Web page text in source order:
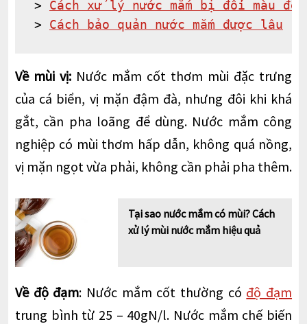
> Cách xử lý nước mắm bị đổi màu đen
> Cách bảo quản nước mắm được lâu
Về mùi vị: Nước mắm cốt thơm mùi đặc trưng
của cá biển, vị mặn đậm đà, nhưng đôi khi khá
gắt, cần pha loãng để dùng. Nước mắm công
nghiệp có mùi thơm hấp dẫn, không quá nồng,
vị mặn ngọt vừa phải, không cần phải pha thêm.
Tại sao nước mắm có mùi? Cách
xử lý mùi nước mắm hiệu quả
Về độ đạm: Nước mắm cốt thường có độ đạm
trung bình từ 25 – 40gN/l. Nước mắm chế biến